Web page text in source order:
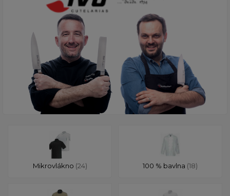
Mikrovlákno (24) 100 % bavlna (18)